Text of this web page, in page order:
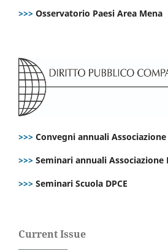
>>> Osservatorio Paesi Area Mena
>>> Convegni annuali Associazione
>>> Seminari annuali Associazione
>>> Seminari Scuola DPCE
Current Issue